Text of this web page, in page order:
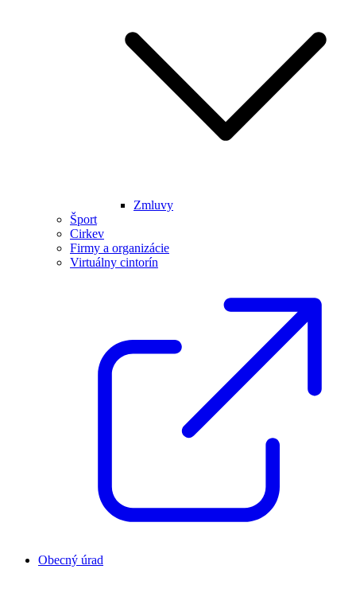
Zmluvy
Šport
Cirkev
Firmy a organizácie
Virtuálny cintorín
Obecný úrad